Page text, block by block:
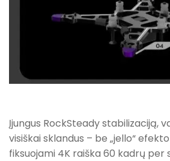
Įjungus RockSteady stabilizaciją,
visiškai sklandus – be „jello“
fiksuojami 4K raiška 60 kadrų per